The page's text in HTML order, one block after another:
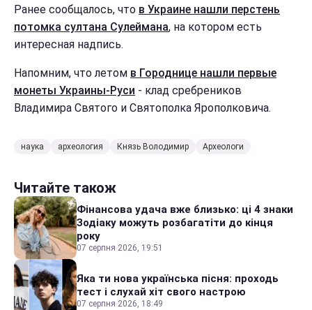
Ранее сообщалось, что в Украине нашли перстень
потомка султана Сулеймана, на котором есть
интересная надпись.
Напомним, что летом в Городнице нашли первые
монеты Украины-Руси - клад сребреников
Владимира Святого и Святополка Ярополковича.
наука археология Князь Володимир Археологи
Читайте також
Фінансова удача вже близько: ці 4 знаки
Зодіаку можуть розбагатіти до кінця
року
07 серпня 2026, 19:51
Яка ти нова українська пісня: проходь
тест і слухай хіт свого настрою
07 серпня 2026, 18:49